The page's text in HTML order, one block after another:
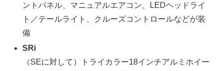
ントパネル、マニュアルエアコン、LEDヘッドライ
ト／テールライト、クルーズコントロールなどが装
備
SRi
（SEに対して）トライカラー18インチアルミホイー